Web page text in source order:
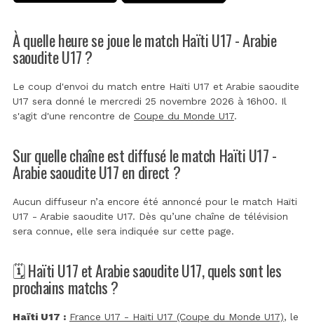
À quelle heure se joue le match Haïti U17 - Arabie
saoudite U17 ?
Le coup d'envoi du match entre Haïti U17 et Arabie saoudite
U17 sera donné le mercredi 25 novembre 2026 à 16h00. Il
s'agit d'une rencontre de Coupe du Monde U17.
Sur quelle chaîne est diffusé le match Haïti U17 -
Arabie saoudite U17 en direct ?
Aucun diffuseur n’a encore été annoncé pour le match Haïti
U17 - Arabie saoudite U17. Dès qu’une chaîne de télévision
sera connue, elle sera indiquée sur cette page.
🗓️ Haïti U17 et Arabie saoudite U17, quels sont les
prochains matchs ?
Haïti U17 : France U17 - Haïti U17 (Coupe du Monde U17), le